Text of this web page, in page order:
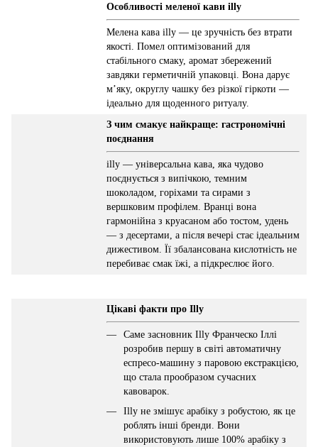
Особливості меленої кави illy
Мелена кава illy — це зручність без втрати
якості. Помел оптимізований для
стабільного смаку, аромат збережений
завдяки герметичній упаковці. Вона дарує
м’яку, округлу чашку без різкої гіркоти —
ідеально для щоденного ритуалу.
З чим смакує найкраще: гастрономічні
поєднання
illy — універсальна кава, яка чудово
поєднується з випічкою, темним
шоколадом, горіхами та сирами з
вершковим профілем. Вранці вона
гармонійна з круасаном або тостом, удень
— з десертами, а після вечері стає ідеальним
дижестивом. Її збалансована кислотність не
перебиває смак їжі, а підкреслює його.
Цікаві факти про Illy
Саме засновник Illy Франческо Іллі
розробив першу в світі автоматичну
еспресо-машину з паровою екстракцією,
що стала прообразом сучасних
кавоварок.
Illy не змішує арабіку з робустою, як це
роблять інші бренди. Вони
використовують лише 100% арабіку з